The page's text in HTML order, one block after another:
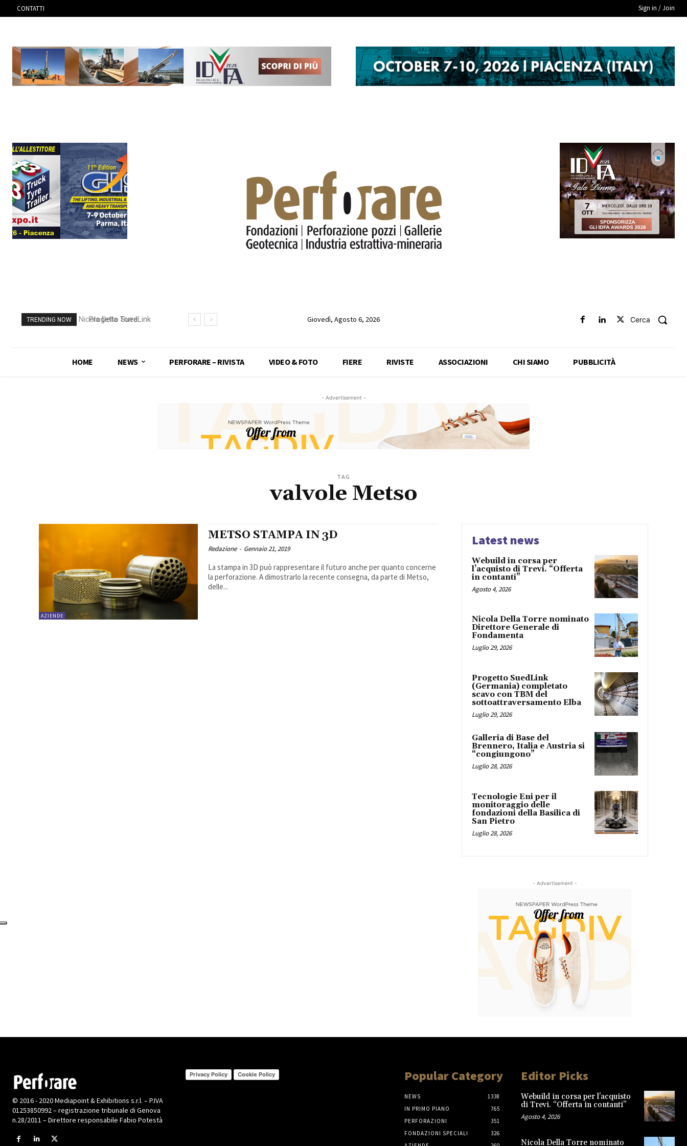
CONTATTI Sign in / Join
TRENDING NOW
Progetto SuedLink
con TBM del
Giovedì, Agosto 6, 2026 Cerca
HOME NEWS PERFORARE – RIVISTA VIDEO & FOTO FIERE RIVISTE ASSOCIAZIONI CHI SIAMO PUBBLICITÀ
- Advertisement -
TAG
valvole Metso
AZIENDE
METSO STAMPA IN 3D
Redazione - Gennaio 21, 2019
La stampa in 3D può rappresentare il futuro anche per quanto concerne
la perforazione. A dimostrarlo la recente consegna, da parte di Metso,
delle...
Latest news
Webuild in corsa per
l’acquisto di Trevi. “Offerta
in contanti”
Agosto 4, 2026
Nicola Della Torre nominato
Direttore Generale di
Fondamenta
Luglio 29, 2026
Progetto SuedLink
(Germania) completato
scavo con TBM del
sottoattraversamento Elba
Luglio 29, 2026
Galleria di Base del
Brennero, Italia e Austria si
“congiungono”
Luglio 28, 2026
Tecnologie Eni per il
monitoraggio delle
fondazioni della Basilica di
San Pietro
Luglio 28, 2026
- Advertisement -
© 2016 - 2020 Mediapoint & Exhibitions s.r.l. – P.IVA
01253850992 – registrazione tribunale di Genova
n.28/2011 – Direttore responsabile Fabio Potestà
Privacy Policy Cookie Policy Popular Category
NEWS
1338
IN PRIMO PIANO
765
PERFORAZIONI
351
FONDAZIONI SPECIALI
326
Editor Picks
Webuild in corsa per l’acquisto
di Trevi. “Offerta in contanti”
Agosto 4, 2026
Nicola Della Torre nominato